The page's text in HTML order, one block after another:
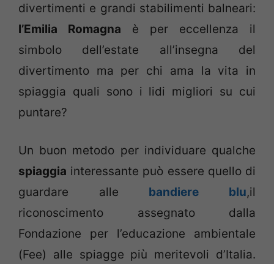
divertimenti e grandi stabilimenti balneari:
l’Emilia Romagna è per eccellenza il
simbolo dell’estate all’insegna del
divertimento ma per chi ama la vita in
spiaggia quali sono i lidi migliori su cui
puntare?
Un buon metodo per individuare qualche
spiaggia interessante può essere quello di
guardare alle bandiere blu,il
riconoscimento assegnato dalla
Fondazione per l’educazione ambientale
(Fee) alle spiagge più meritevoli d’Italia.